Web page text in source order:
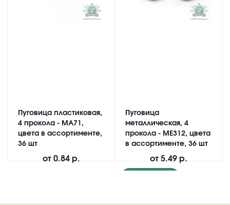
Пуговица пластиковая,
4 прокола - MA71,
цвета в ассортименте,
36 шт
от 0.84 р.
Пуговица
металлическая, 4
прокола - ME312, цвета
в ассортименте, 36 шт
от 5.49 р.